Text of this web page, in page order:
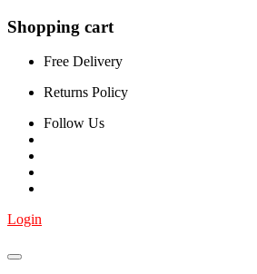
Shopping cart
Free Delivery
Returns Policy
Follow Us
Login